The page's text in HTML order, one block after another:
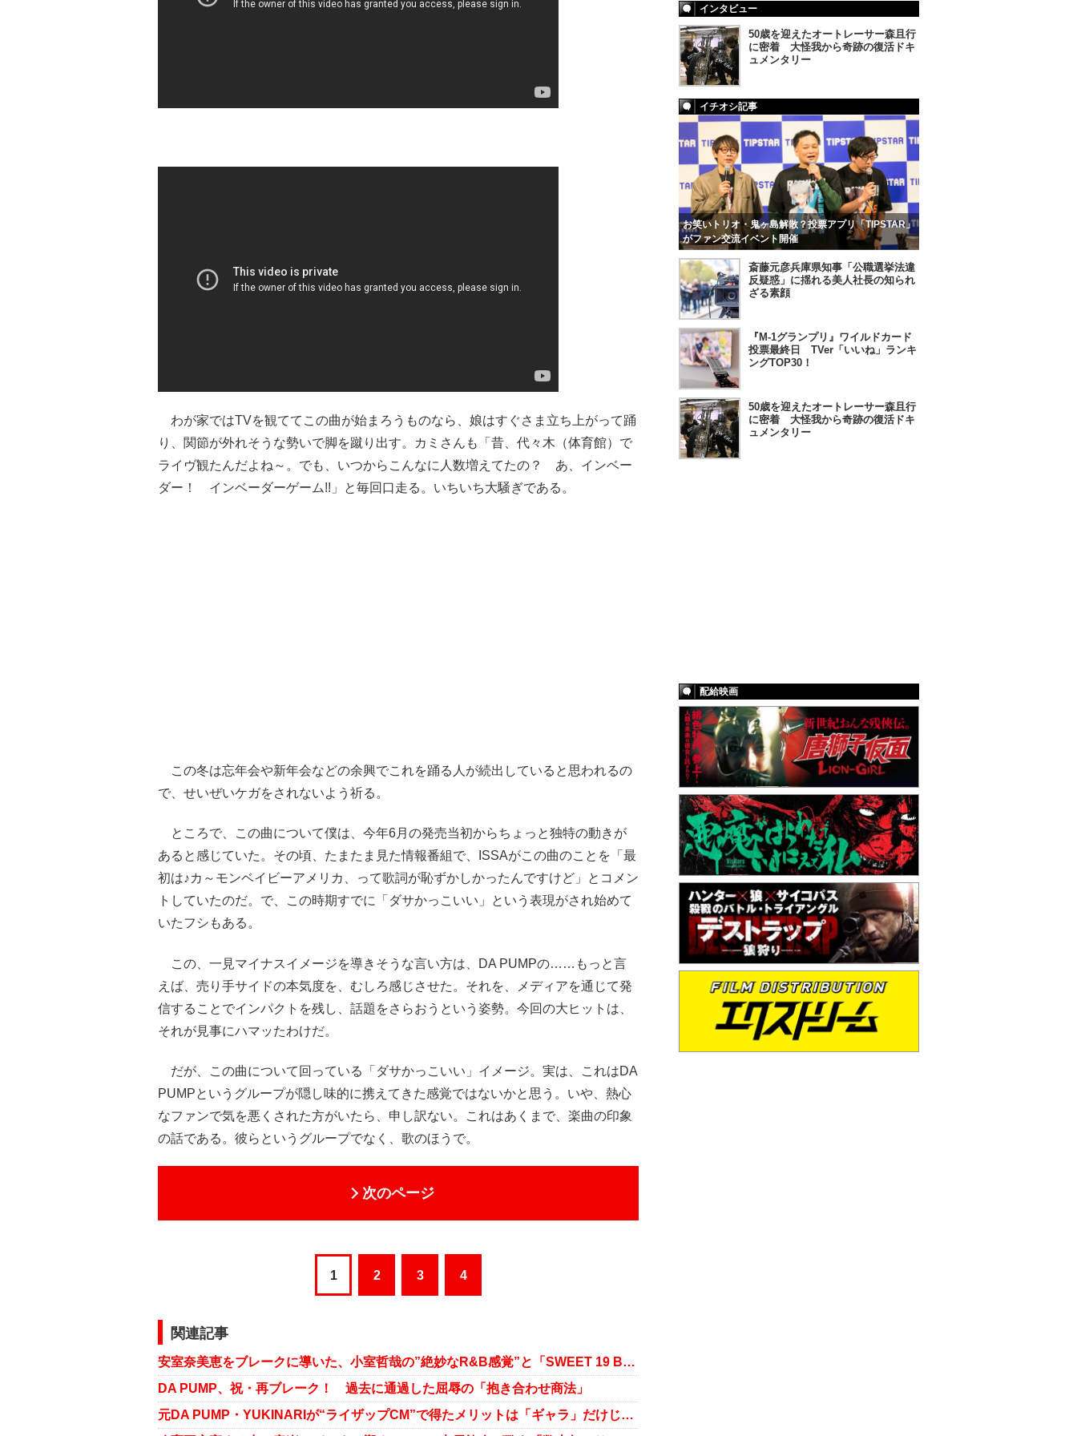
わが家ではTVを観ててこの曲が始まろうものなら、娘はすぐさま立ち上がって踊
り、関節が外れそうな勢いで脚を蹴り出す。カミさんも「昔、代々木（体育館）で
ライヴ観たんだよね～。でも、いつからこんなに人数増えてたの？ あ、インベー
ダー！ インベーダーゲーム!!」と毎回口走る。いちいち大騒ぎである。
この冬は忘年会や新年会などの余興でこれを踊る人が続出していると思われるの
で、せいぜいケガをされないよう祈る。
ところで、この曲について僕は、今年6月の発売当初からちょっと独特の動きが
あると感じていた。その頃、たまたま見た情報番組で、ISSAがこの曲のことを「最
初は♪カ～モンベイビーアメリカ、って歌詞が恥ずかしかったんですけど」とコメン
トしていたのだ。で、この時期すでに「ダサかっこいい」という表現がされ始めて
いたフシもある。
この、一見マイナスイメージを導きそうな言い方は、DA PUMPの……もっと言
えば、売り手サイドの本気度を、むしろ感じさせた。それを、メディアを通じて発
信することでインパクトを残し、話題をさらおうという姿勢。今回の大ヒットは、
それが見事にハマッたわけだ。
だが、この曲について回っている「ダサかっこいい」イメージ。実は、これはDA
PUMPというグループが隠し味的に携えてきた感覚ではないかと思う。いや、熱心
なファンで気を悪くされた方がいたら、申し訳ない。これはあくまで、楽曲の印象
の話である。彼らというグループでなく、歌のほうで。
次のページ
1 2 3 4
関連記事
安室奈美恵をブレークに導いた、小室哲哉の”絶妙なR&B感覚”と「SWEET 19 BLUES」
DA PUMP、祝・再ブレーク！ 過去に通過した屈辱の「抱き合わせ商法」
元DA PUMP・YUKINARIが“ライザップCM”で得たメリットは「ギャラ」だけじゃない！ 復帰への道筋も……
インタビュー
50歳を迎えたオートレーサー森且行
に密着 大怪我から奇跡の復活ドキ
ュメンタリー
イチオシ記事
お笑いトリオ・鬼ヶ島解散？投票アプリ「TIPSTAR」
がファン交流イベント開催
斎藤元彦兵庫県知事「公職選挙法違
反疑惑」に揺れる美人社長の知られ
ざる素顔
『M-1グランプリ』ワイルドカード
投票最終日 TVer「いいね」ランキ
ングTOP30！
50歳を迎えたオートレーサー森且行
に密着 大怪我から奇跡の復活ドキ
ュメンタリー
配給映画